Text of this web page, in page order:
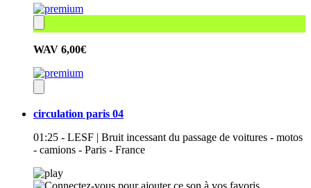
WAV 6,00€
circulation paris 04
01:25 - LESF | Bruit incessant du passage de voitures - motos
- camions - Paris - France